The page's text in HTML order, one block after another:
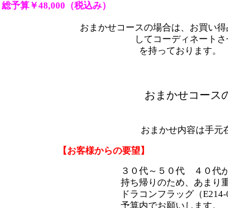
総予算￥48,000（税込み）
おまかせコースの場合は 、お買い
してコーディネートさせていただいて
を持っております。
おまかせコース
もちろん一部商品
おまかせ内容は手元
【お客様からの要望】
３０代～５０代 ４０代
持ち帰りのため、あまり重いもの
ドラコンフラッグ（E214-07）２本 ニ
予算内でお願いします。